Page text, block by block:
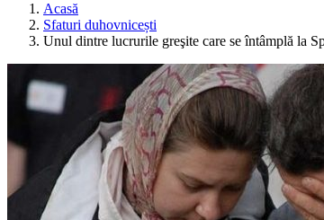
Acasă
Sfaturi duhovnicești
Unul dintre lucrurile greşite care se întâmplă la